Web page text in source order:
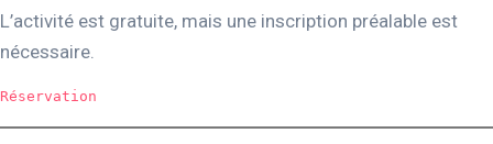
L’activité est gratuite, mais une inscription préalable est
nécessaire.
Réservation